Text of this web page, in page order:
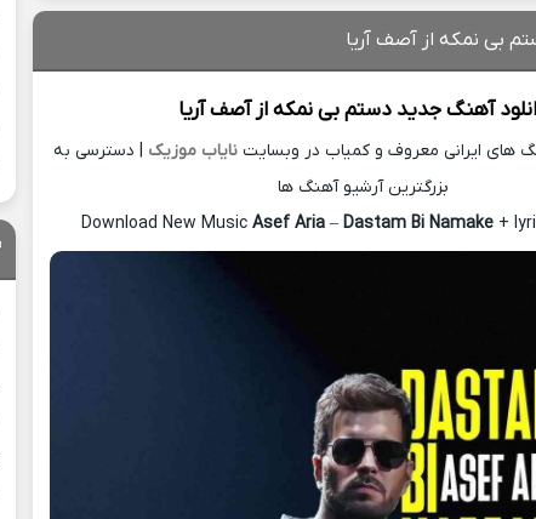
بی نمکه از آصف آریا
آهنگ جدید دستم بی نمکه ازآصف آریا
های ایرانی معروف و کمیاب در وبسایتنایاب موزیک | دسترسی به
بزرگترین آرشیو آهنگ ها
Download New MusicAsef Aria –Dastam Bi Namake +